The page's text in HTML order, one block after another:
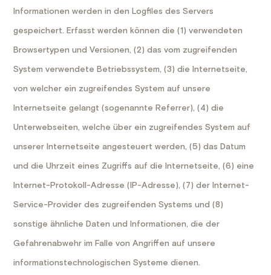
Informationen werden in den Logfiles des Servers
gespeichert. Erfasst werden können die (1) verwendeten
Browsertypen und Versionen, (2) das vom zugreifenden
System verwendete Betriebssystem, (3) die Internetseite,
von welcher ein zugreifendes System auf unsere
Internetseite gelangt (sogenannte Referrer), (4) die
Unterwebseiten, welche über ein zugreifendes System auf
unserer Internetseite angesteuert werden, (5) das Datum
und die Uhrzeit eines Zugriffs auf die Internetseite, (6) eine
Internet-Protokoll-Adresse (IP-Adresse), (7) der Internet-
Service-Provider des zugreifenden Systems und (8)
sonstige ähnliche Daten und Informationen, die der
Gefahrenabwehr im Falle von Angriffen auf unsere
informationstechnologischen Systeme dienen.